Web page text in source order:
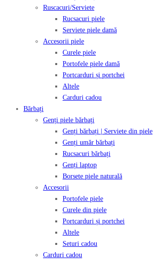
Ruscacuri/Serviete
Rucsacuri piele
Serviete piele damă
Accesorii piele
Curele piele
Portofele piele damă
Portcarduri și portchei
Altele
Carduri cadou
Bărbați
Genți piele bărbați
Genți bărbați | Serviete din piele
Genți umăr bărbați
Rucsacuri bărbați
Genți laptop
Borsete piele naturală
Accesorii
Portofele piele
Curele din piele
Portcarduri și portchei
Altele
Seturi cadou
Carduri cadou